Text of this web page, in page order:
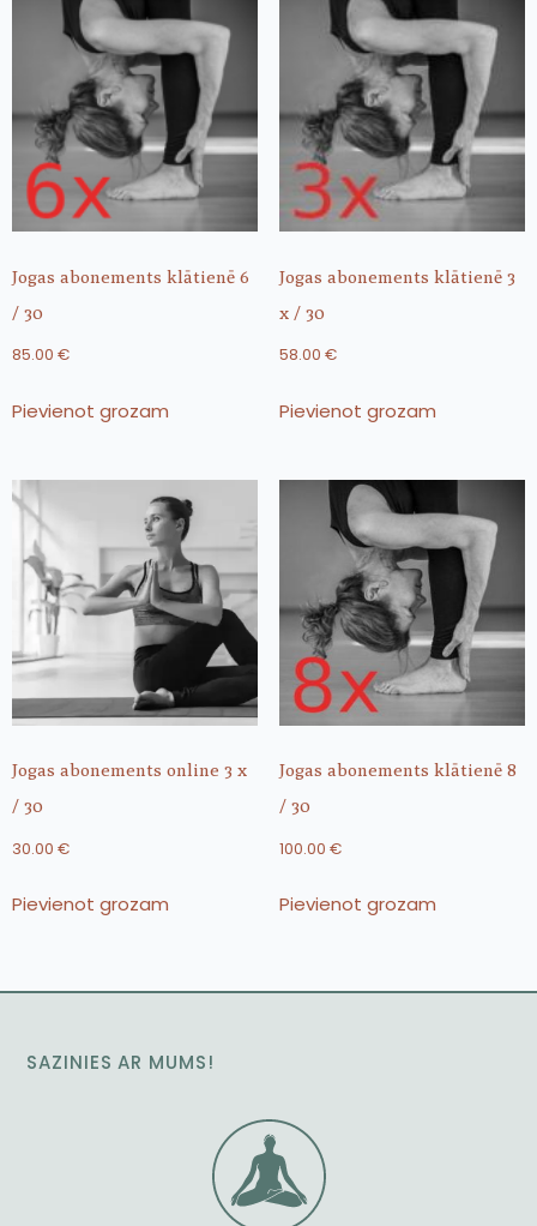
Jogas abonements klātienē 6
/ 30
85.00 €
Pievienot grozam
Jogas abonements klātienē 3
x / 30
58.00 €
Pievienot grozam
Jogas abonements online 3 x
/ 30
30.00 €
Pievienot grozam
Jogas abonements klātienē 8
/ 30
100.00 €
Pievienot grozam
SAZINIES AR MUMS!